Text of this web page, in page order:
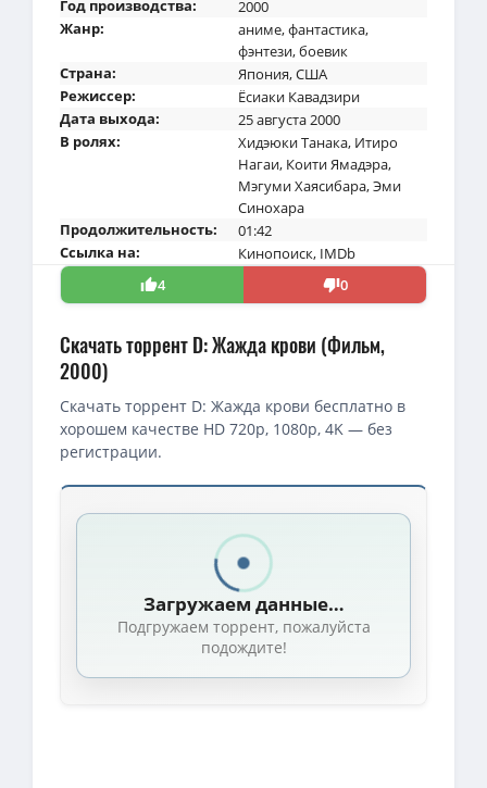
Год производства:
2000
Жанр:
аниме,фантастика,
фэнтези,боевик
Страна:
Япония,США
Режиссер:
Ёсиаки Кавадзири
Дата выхода:
25 августа 2000
В ролях:
Хидэюки Танака, Итиро
Нагаи, Коити Ямадэра,
Мэгуми Хаясибара,Эми
Синохара
Продолжительность:
01:42
Ссылка на:
Кинопоиск, IMDb
4
0
Скачать торрент D: Жажда крови (Фильм,
2000)
Скачать торрент D: Жажда крови бесплатно в
хорошем качестве HD 720p, 1080p, 4K — без
регистрации.
Скачать торрент — D: Жажда крови / Vampire Hunter D -
720p — D: Жажда крови (Ди - охотник на вампиров) / Vampire
4K — D: Жажда крови / Banpaia Hunter D: Buraddorasuto /
D: Жажда крови (Ди - охотник на вампиров) / Vampire Hunter
4K — D: Жажда крови / Banpaia Hunter D: Buraddorasuto /
D: Жажда крови (Ди - охотник на вампиров) / Vampire Hunter
Загружаем данные…
Подгружаем торрент, пожалуйста
подождите!